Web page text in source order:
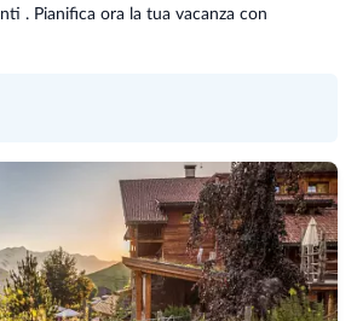
. Pianifica ora la tua vacanza con